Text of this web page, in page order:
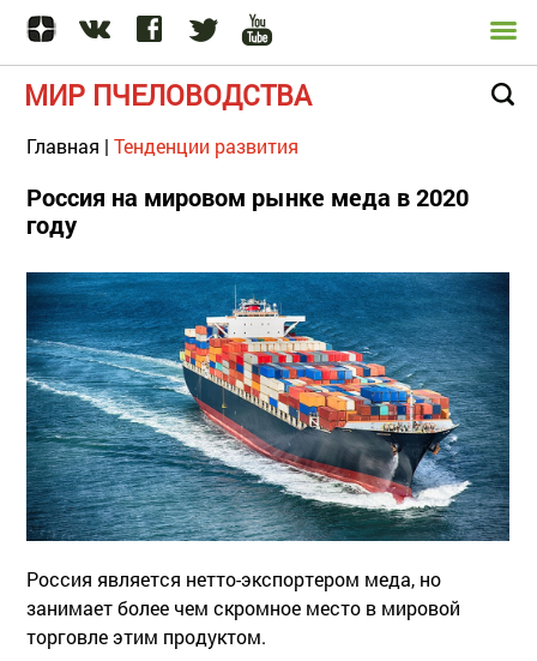
МИР ПЧЕЛОВОДСТВА
Главная | Тенденции развития
Россия на мировом рынке меда в 2020
году
Россия является нетто-экспортером меда, но
занимает более чем скромное место в мировой
торговле этим продуктом.